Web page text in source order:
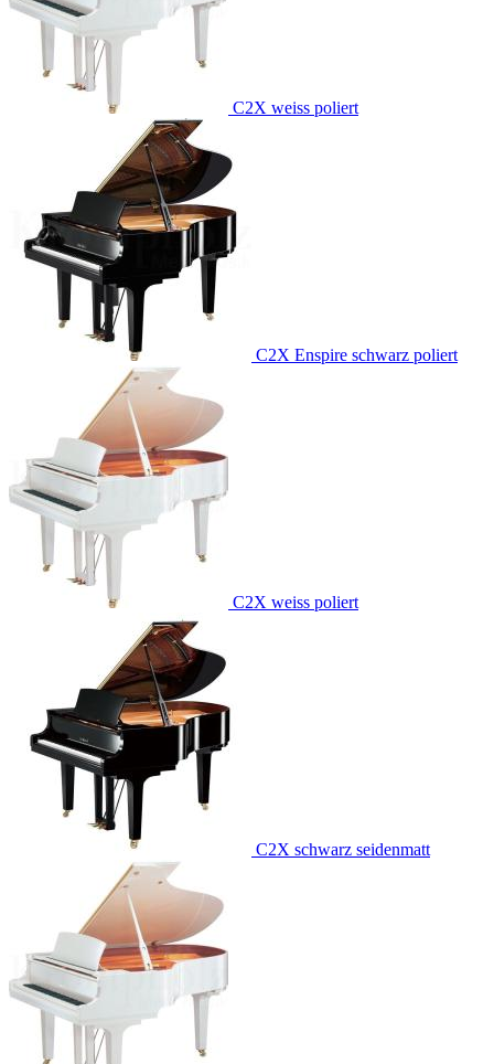
C2X weiss poliert
C2X Enspire schwarz poliert
C2X weiss poliert
C2X schwarz seidenmatt